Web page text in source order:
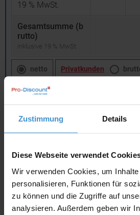
Zustimmung Details
Diese Webseite verwendet
Wir verwenden Cookies, um
personalisieren, Funktionen für
zu können und die Zugriffe auf
analysieren. Außerdem geben wir
19 % MwSt.
Gesamtsumme (b
rutto)
inklusive 19 % MwSt.
netto Privatkunden
Angebot drucken
Lieferzeiten
Artikel mit Werbeanbringung: ca.